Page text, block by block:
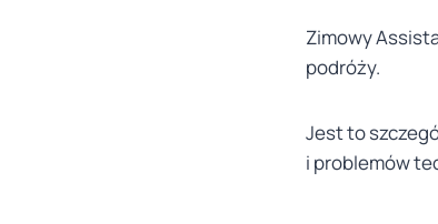
Zimowy
podróży.
Jest to
i problemów